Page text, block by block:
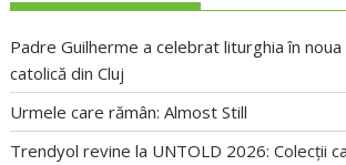
Padre Guilherme a celebrat liturghia în
catolică din Cluj
Urmele care rămân: Almost Still
Trendyol revine la UNTOLD 2026: Colecții